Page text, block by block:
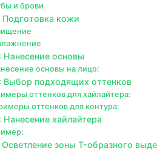
и брови
Подготовка кожи
Нанесение основы
основы на лицо:
Выбор подходящих оттенков
оттенков для хайлайтера:
оттенков для контура:
хайлайтера
зоны T-образного